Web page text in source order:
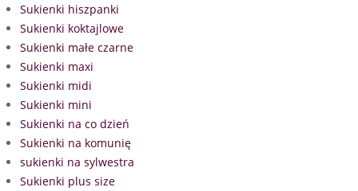
Sukienki hiszpanki
Sukienki koktajlowe
Sukienki małe czarne
Sukienki maxi
Sukienki midi
Sukienki mini
Sukienki na co dzień
Sukienki na komunię
sukienki na sylwestra
Sukienki plus size